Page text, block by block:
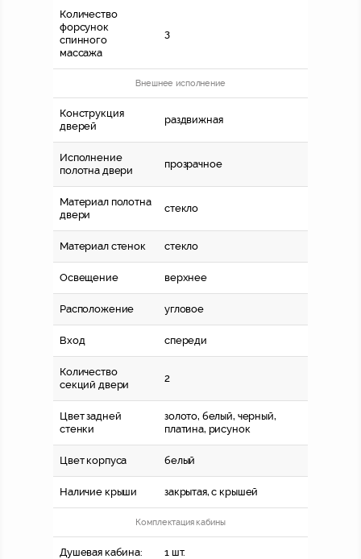
Количество
форсунок
спинного
массажа
3
Внешнее исполнение
Конструкция
дверей
раздвижная
Исполнение
полотна двери
прозрачное
Материал полотна
двери
стекло
Материал стенок стекло
Освещение верхнее
Расположение угловое
Вход спереди
Количество
секций двери
2
Цвет задней
стенки
золото, белый, черный,
платина, рисунок
Цвет корпуса белый
Наличие крыши закрытая, c крышей
Комплектация кабины
Душевая кабина: 1 шт.